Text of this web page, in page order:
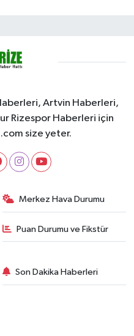
Artvin Haberleri,
Rizespor Haberleri için
size yeter.
Merkez Hava Durumu
Puan Durumu ve Fikstür
Son Dakika Haberleri